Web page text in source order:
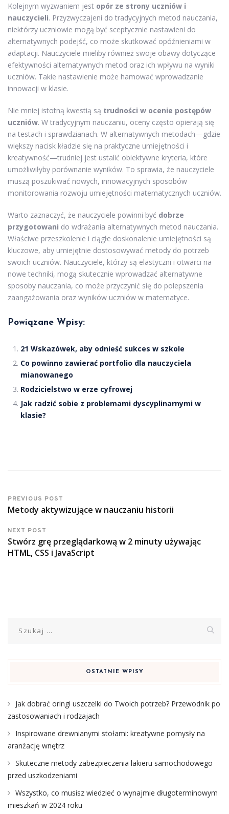
Kolejnym wyzwaniem jest opór ze strony uczniów i
nauczycieli. Przyzwyczajeni do tradycyjnych metod nauczania,
niektórzy uczniowie mogą być sceptycznie nastawieni do
alternatywnych podejść, co może skutkować opóźnieniami w
adaptacji. Nauczyciele mieliby również swoje obawy dotyczące
efektywności alternatywnych metod oraz ich wpływu na wyniki
uczniów. Takie nastawienie może hamować wprowadzanie
innowacji w klasie.
Nie mniej istotną kwestią są trudności w ocenie postępów
uczniów. W tradycyjnym nauczaniu, oceny często opierają się
na testach i sprawdzianach. W alternatywnych metodach—gdzie
większy nacisk kładzie się na praktyczne umiejętności i
kreatywność—trudniej jest ustalić obiektywne kryteria, które
umożliwiłyby porównanie wyników. To sprawia, że nauczyciele
muszą poszukiwać nowych, innowacyjnych sposobów
monitorowania rozwoju umiejętności matematycznych uczniów.
Warto zaznaczyć, że nauczyciele powinni być dobrze
przygotowani do wdrażania alternatywnych metod nauczania.
Właściwe przeszkolenie i ciągłe doskonalenie umiejętności są
kluczowe, aby umiejętnie dostosowywać metody do potrzeb
swoich uczniów. Nauczyciele, którzy są elastyczni i otwarci na
nowe techniki, mogą skutecznie wprowadzać alternatywne
sposoby nauczania, co może przyczynić się do polepszenia
zaangażowania oraz wyników uczniów w matematyce.
Powiązane Wpisy:
21 Wskazówek, aby odnieść sukces w szkole
Co powinno zawierać portfolio dla nauczyciela
mianowanego
Rodzicielstwo w erze cyfrowej
Jak radzić sobie z problemami dyscyplinarnymi w
klasie?
PREVIOUS POST
Metody aktywizujące w nauczaniu historii
NEXT POST
Stwórz grę przeglądarkową w 2 minuty używając
HTML, CSS i JavaScript
OSTATNIE WPISY
Jak dobrać oringi uszczelki do Twoich potrzeb? Przewodnik po
zastosowaniach i rodzajach
Inspirowane drewnianymi stołami: kreatywne pomysły na
aranżację wnętrz
Skuteczne metody zabezpieczenia lakieru samochodowego
przed uszkodzeniami
Wszystko, co musisz wiedzieć o wynajmie długoterminowym
mieszkań w 2024 roku